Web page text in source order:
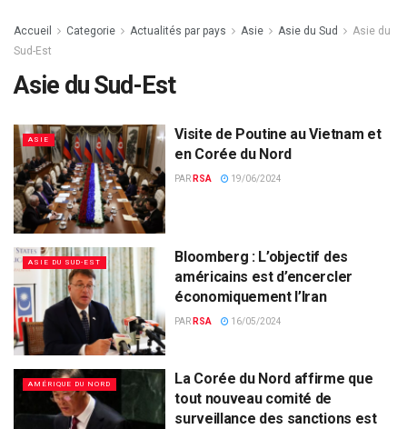
Accueil Categorie Actualités par pays Asie Asie du Sud
Asie du
Sud-Est
Asie du Sud-Est
ASIE
Visite de Poutine au Vietnam et
en Corée du Nord
PAR RSA 19/06/2024
ASIE DU SUD-EST
Bloomberg : L’objectif des
américains est d’encercler
économiquement l’Iran
PAR RSA 16/05/2024
AMÉRIQUE DU NORD
La Corée du Nord affirme que
tout nouveau comité de
surveillance des sanctions est